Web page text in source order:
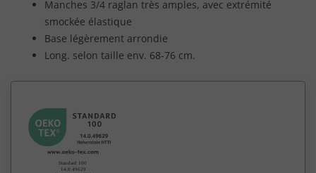
Manches 3/4 raglan très amples, avec extrémité
smockée élastique
Base légèrement arrondie
Long. selon taille env. 68-76 cm.